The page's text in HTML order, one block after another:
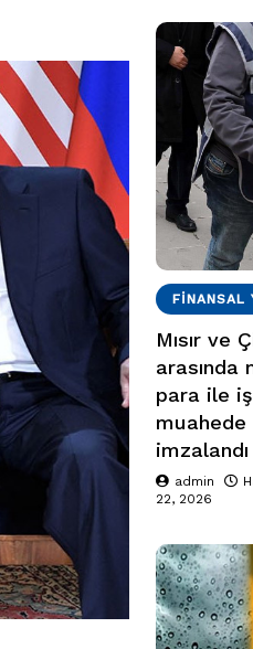
FINANSAL
Mısır ve
arasında
para ile
muahede
imzalandı
admin
22, 2026